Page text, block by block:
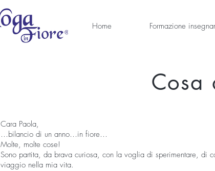
Home Formazione
Cosa
Cara Paola,
…bilancio di un anno…in fiore…
Molte, molte cose!
Sono partita, da brava curiosa, con la voglia di sperimentare, di
viaggio nella mia vita.